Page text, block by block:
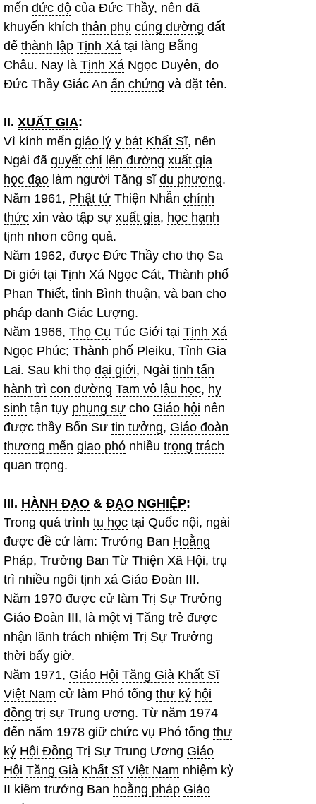
mến đức độ của Đức Thầy, nên đã
khuyến khích thân phụ cúng dường đất
để thành lập Tịnh Xá tại làng Bằng
Châu. Nay là Tịnh Xá Ngọc Duyên, do
Đức Thầy Giác An ấn chứng và đặt tên.
II. XUẤT GIA:
Vì kính mến giáo lý y bát Khất Sĩ, nên
Ngài đã quyết chí lên đường xuất gia
học đạo làm người Tăng sĩ du phương.
Năm 1961, Phật tử Thiện Nhẫn chính
thức xin vào tập sự xuất gia, học hạnh
tịnh nhơn công quả.
Năm 1962, được Đức Thầy cho thọ Sa
Di giới tại Tịnh Xá Ngọc Cát, Thành phố
Phan Thiết, tỉnh Bình thuận, và ban cho
pháp danh Giác Lượng.
Năm 1966, Thọ Cụ Túc Giới tại Tịnh Xá
Ngọc Phúc; Thành phố Pleiku, Tỉnh Gia
Lai. Sau khi thọ đại giới, Ngài tinh tấn
hành trì con đường Tam vô lậu học, hy
sinh tận tụy phụng sự cho Giáo hội nên
được thầy Bổn Sư tin tưởng, Giáo đoàn
thương mến giao phó nhiều trọng trách
quan trọng.
III. HÀNH ĐẠO & ĐẠO NGHIỆP:
Trong quá trình tu học tại Quốc nội, ngài
được đề cử làm: Trưởng Ban Hoằng
Pháp, Trưởng Ban Từ Thiện Xã Hội, trụ
trì nhiều ngôi tịnh xá Giáo Đoàn III.
Năm 1970 được cử làm Trị Sự Trưởng
Giáo Đoàn III, là một vị Tăng trẻ được
nhận lãnh trách nhiệm Trị Sự Trưởng
thời bấy giờ.
Năm 1971, Giáo Hội Tăng Già Khất Sĩ
Việt Nam cử làm Phó tổng thư ký hội
đồng trị sự Trung ương. Từ năm 1974
đến năm 1978 giữ chức vụ Phó tổng thư
ký Hội Đồng Trị Sự Trung Ương Giáo
Hội Tăng Già Khất Sĩ Việt Nam nhiệm kỳ
II kiêm trưởng Ban hoằng pháp Giáo